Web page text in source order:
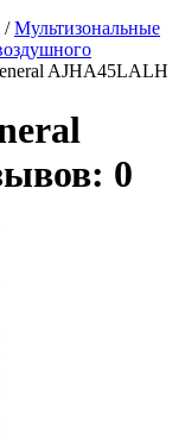
/Мультизональные
AJHA45LALH